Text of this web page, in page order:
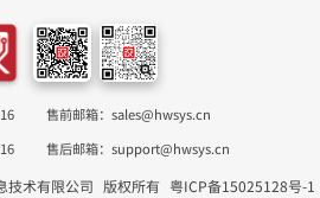
售前邮箱：sales@hwsys.cn
售后邮箱：support@hwsys.cn
技术有限公司 版权所有 粤ICP备15025128号-1